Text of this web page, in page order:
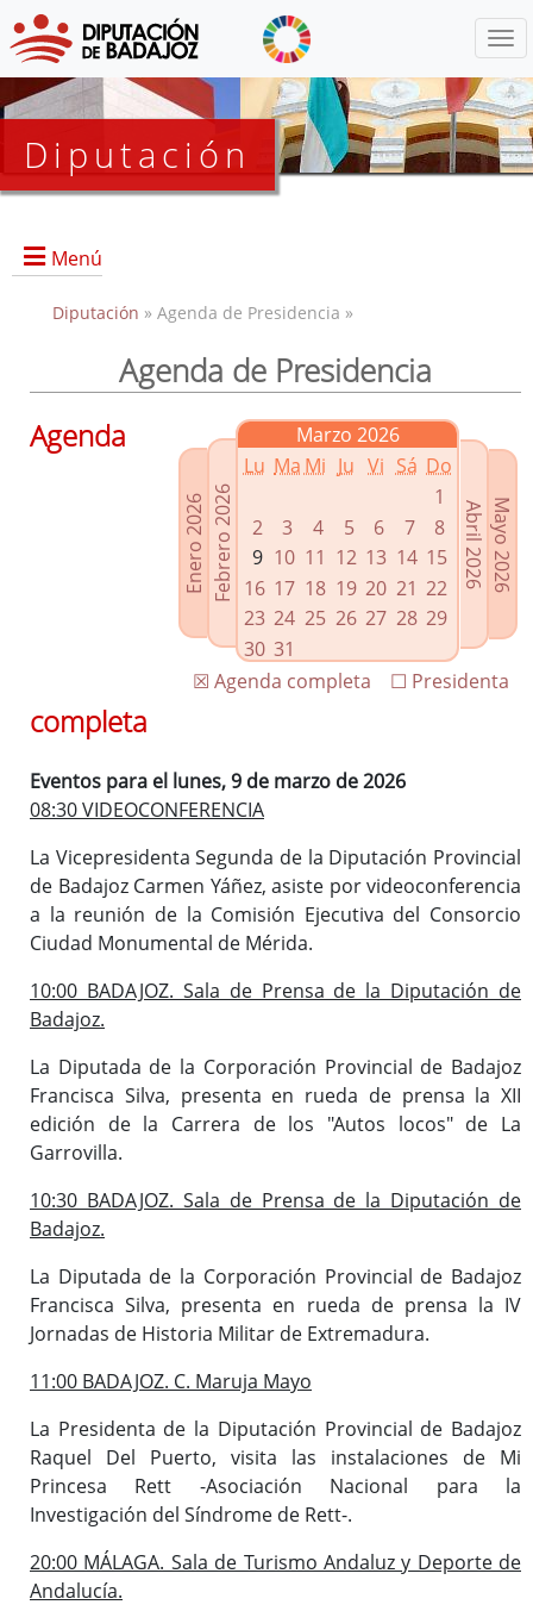
Diputación
Menú
Presidencia
Grupos Políticos
Enlaces relacionados
Agenda de Presidencia
Plenos provinciales y Juntas de gobierno
Oficina de Proyectos Europeos
Diputación » Agenda de Presidencia »
Agenda de Presidencia
Enero 2026Febrero 2026
Marzo 2026
Lu Ma Mi Ju Vi Sá Do
1
2
3 4 5 6 7
8
9 10 11 12 13 14 15
16 17 18 19 20 21 22
23 24 25 26 27 28 29
30 31
Mayo 2026
Abril 2026
☐ Presidenta
☒ Agenda completa
Agenda
completa
Eventos para el lunes, 9 de marzo de 2026
08:30 VIDEOCONFERENCIA
La Vicepresidenta Segunda de la Diputación Provincial
de Badajoz Carmen Yáñez, asiste por videoconferencia
a la reunión de la Comisión Ejecutiva del Consorcio
Ciudad Monumental de Mérida.
10:00 BADAJOZ. Sala de Prensa de la Diputación de
Badajoz.
La Diputada de la Corporación Provincial de Badajoz
Francisca Silva, presenta en rueda de prensa la XII
edición de la Carrera de los "Autos locos" de La
Garrovilla.
10:30 BADAJOZ. Sala de Prensa de la Diputación de
Badajoz.
La Diputada de la Corporación Provincial de Badajoz
Francisca Silva, presenta en rueda de prensa la IV
Jornadas de Historia Militar de Extremadura.
11:00 BADAJOZ. C. Maruja Mayo
La Presidenta de la Diputación Provincial de Badajoz
Raquel Del Puerto, visita las instalaciones de Mi
Princesa Rett -Asociación Nacional para la
Investigación del Síndrome de Rett-.
20:00 MÁLAGA. Sala de Turismo Andaluz y Deporte de
Andalucía.